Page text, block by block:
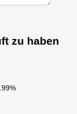
zu haben